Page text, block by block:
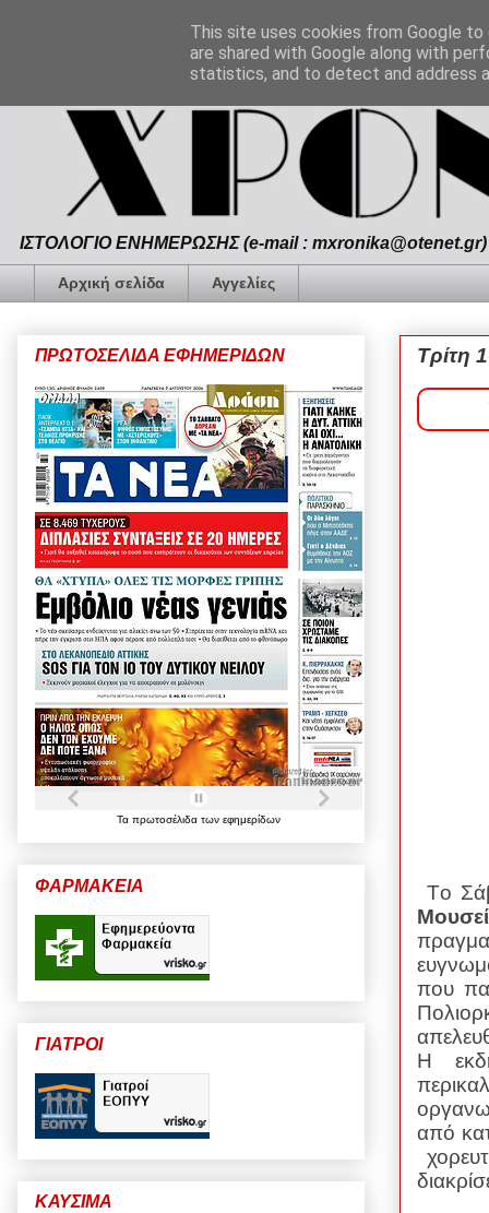
ΙΣΤΟΛΟΓΙΟ ΕΝΗΜΕΡΩΣΗΣ (e-mail :
Αρχική σελίδα Αγγελίες
Τρίτη
Tο
που
Η
από
ΠΡΩΤΟΣΕΛΙΔΑ ΕΦΗΜΕΡΙΔΩΝ
Τα πρωτοσέλιδα των εφημερίδων
ΦΑΡΜΑΚΕΙΑ
ΓΙΑΤΡΟΙ
ΚΑΥΣΙΜΑ
This site uses cookies from Google
are shared with Google along with
statistics, and to detect and address